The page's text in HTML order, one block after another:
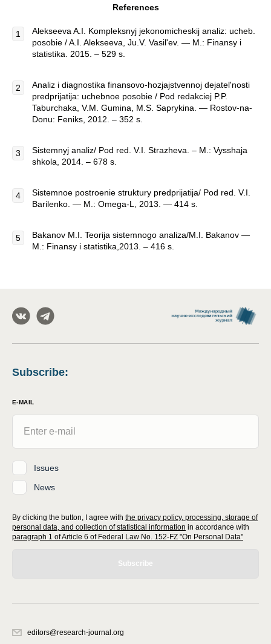
References
Alekseeva A.I. Kompleksnyj jekonomicheskij analiz: ucheb.
posobie / A.I. Alekseeva, Ju.V. Vasil'ev. — M.: Finansy i
statistika. 2015. – 529 s.
Analiz i diagnostika finansovo-hozjajstvennoj dejatel'nosti
predprijatija: uchebnoe posobie / Pod redakciej P.P.
Taburchaka, V.M. Gumina, M.S. Saprykina. — Rostov-na-
Donu: Feniks, 2012. – 352 s.
Sistemnyj analiz/ Pod red. V.I. Strazheva. – M.: Vysshaja
shkola, 2014. – 678 s.
Sistemnoe postroenie struktury predprijatija/ Pod red. V.I.
Barilenko. — M.: Omega-L, 2013. — 414 s.
Bakanov M.I. Teorija sistemnogo analiza/M.I. Bakanov —
M.: Finansy i statistika,2013. – 416 s.
Subscribe:
E-MAIL
Issues
News
By clicking the button, I agree with the privacy policy, processing, storage of
personal data, and collection of statistical information in accordance with
paragraph 1 of Article 6 of Federal Law No. 152-FZ "On Personal Data"
Subscribe
editors@research-journal.org